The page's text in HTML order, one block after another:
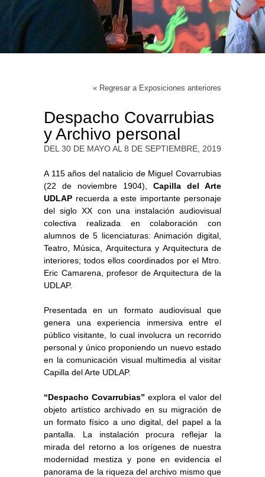
« Regresar a Exposiciones anteriores
Despacho Covarrubias
y Archivo personal
DEL 30 DE MAYO AL 8 DE SEPTIEMBRE, 2019
A 115 años del natalicio de Miguel Covarrubias
(22 de noviembre 1904), Capilla del Arte
UDLAP recuerda a este importante personaje
del siglo XX con una instalación audiovisual
colectiva realizada en colaboración con
alumnos de 5 licenciaturas: Animación digital,
Teatro, Música, Arquitectura y Arquitectura de
interiores; todos ellos coordinados por el Mtro.
Eric Camarena, profesor de Arquitectura de la
UDLAP.
Presentada en un formato audiovisual que
genera una experiencia inmersiva entre el
público visitante, lo cual involucra un recorrido
personal y único proponiendo un nuevo estado
en la comunicación visual multimedia al visitar
Capilla del Arte UDLAP.
“Despacho Covarrubias” explora el valor del
objeto artístico archivado en su migración de
un formato físico a uno digital, del papel a la
pantalla. La instalación procura reflejar la
mirada del retorno a los orígenes de nuestra
modernidad mestiza y pone en evidencia el
panorama de la riqueza del archivo mismo que